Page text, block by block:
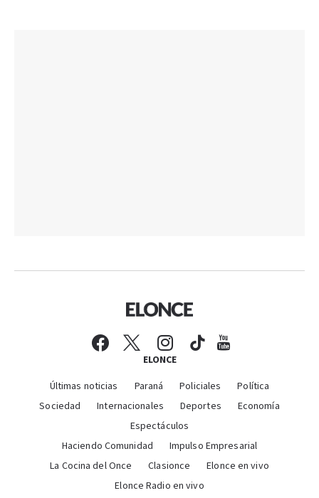
ELONCE
Últimas noticias Paraná Policiales
Política
Sociedad
Internacionales Deportes
Economía
Espectáculos
Haciendo Comunidad
Impulso Empresarial
La Cocina del Once
Clasionce
Elonce en vivo
Elonce Radio en vivo